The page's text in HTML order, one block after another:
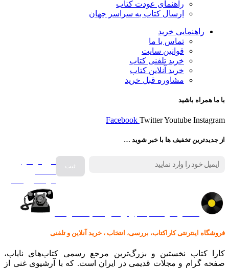
راهنمای عودت کتاب
ارسال کتاب به سراسر جهان
راهنمایی خرید
تماس با ما
قوانین سایت
خرید تلفنی کتاب
خرید آنلاین کتاب
مشاوره قبل خرید
با ما همراه باشید
Facebook TwitterYoutube Instagram
از جدیدترین تخفیف ها با خبر شوید …
فروش انواع
فروشگاه اینترنتی کاراکتاب، بررسی، انتخاب ، خرید آنلاین و تلفنی
کارا کتاب نخستین و بزرگ‌ترین مرجع رسمی کتاب‌های نایاب،
صفحه گرام و مجلات قدیمی در ایران است. که با آرشیوی غنی از